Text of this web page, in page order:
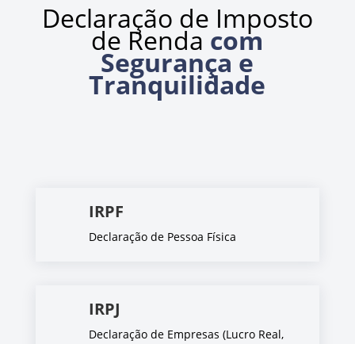
Declaração de Imposto
de Renda com
Segurança e
Tranquilidade
IRPF
Declaração de Pessoa Física
IRPJ
Declaração de Empresas (Lucro Real,